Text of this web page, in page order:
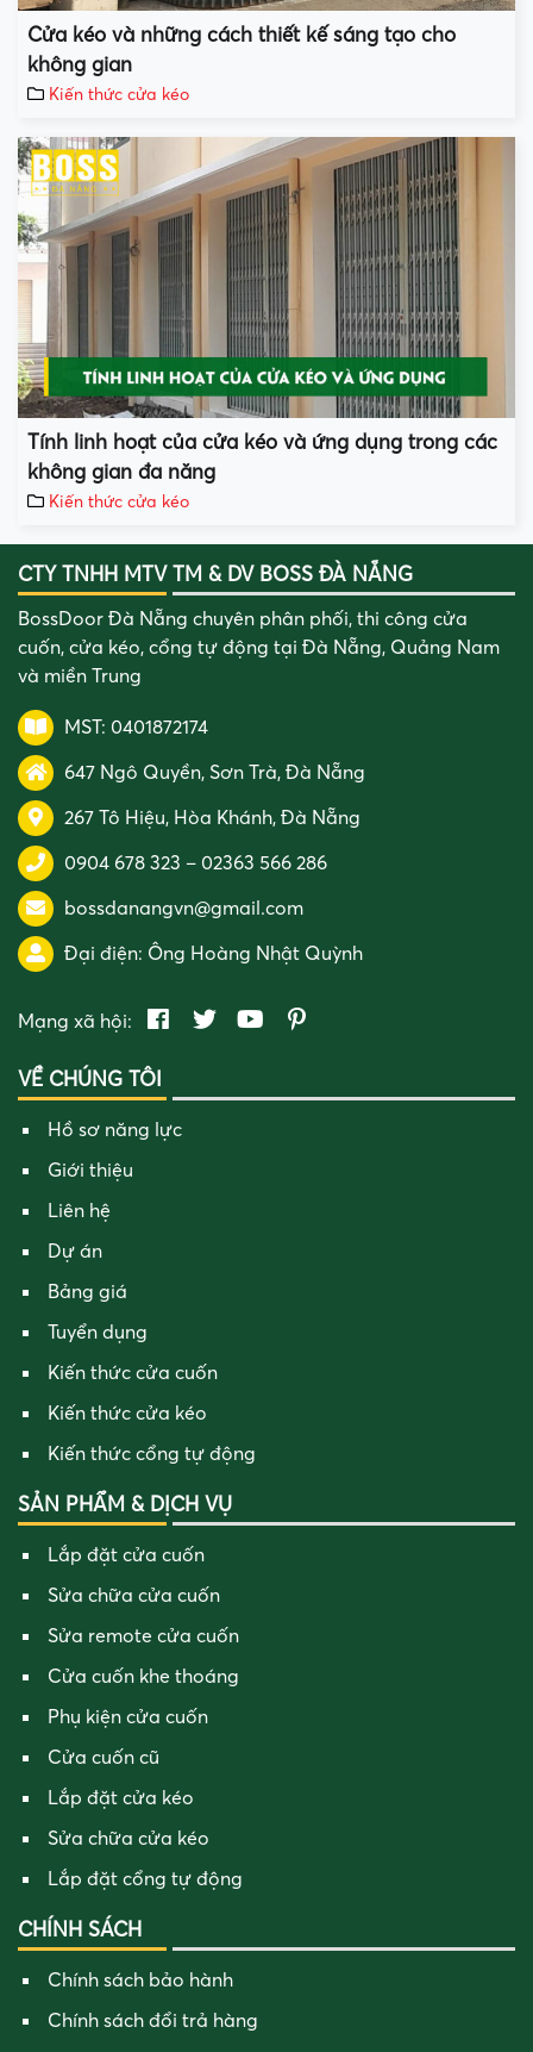
Cửa kéo và những cách thiết kế sáng tạo cho
không gian
Kiến thức cửa kéo
Tính linh hoạt của cửa kéo và ứng dụng trong các
không gian đa năng
Kiến thức cửa kéo
CTY TNHH MTV TM & DV BOSS ĐÀ NẴNG
BossDoor Đà Nẵng chuyên phân phối, thi công cửa
cuốn, cửa kéo, cổng tự động tại Đà Nẵng, Quảng Nam
và miền Trung
MST: 0401872174
647 Ngô Quyền, Sơn Trà, Đà Nẵng
267 Tô Hiệu, Hòa Khánh, Đà Nẵng
0904 678 323 – 02363 566 286
bossdanangvn@gmail.com
Đại điện: Ông Hoàng Nhật Quỳnh
Mạng xã hội:
VỀ CHÚNG TÔI
Hồ sơ năng lực
Giới thiệu
Liên hệ
Dự án
Bảng giá
Tuyển dụng
Kiến thức cửa cuốn
Kiến thức cửa kéo
Kiến thức cổng tự động
SẢN PHẨM & DỊCH VỤ
Lắp đặt cửa cuốn
Sửa chữa cửa cuốn
Sửa remote cửa cuốn
Cửa cuốn khe thoáng
Phụ kiện cửa cuốn
Cửa cuốn cũ
Lắp đặt cửa kéo
Sửa chữa cửa kéo
Lắp đặt cổng tự động
CHÍNH SÁCH
Chính sách bảo hành
Chính sách đổi trả hàng